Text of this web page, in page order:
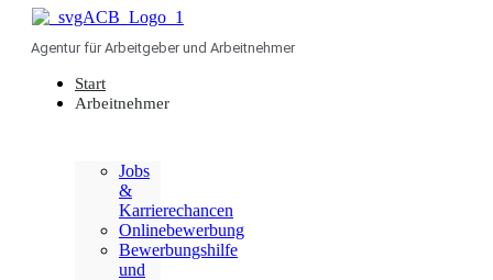
Agentur für Arbeitgeber und Arbeitnehmer
Start
Arbeitnehmer
Jobs
&
Karrierechancen
Onlinebewerbung
Bewerbungshilfe
und